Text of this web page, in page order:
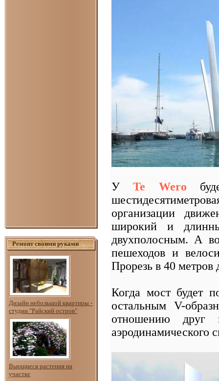
Ремонт своими руками
Дизайн небольшой квартиры -
студии "Райский остров"
Вьющиеся растения на
участке
УTe Wero
организации
широкий и
двухполосным. А
пешеходов и
Прорезь в 40 метров
Когда мост будет
остальным V-
отношению друг
аэродинамического